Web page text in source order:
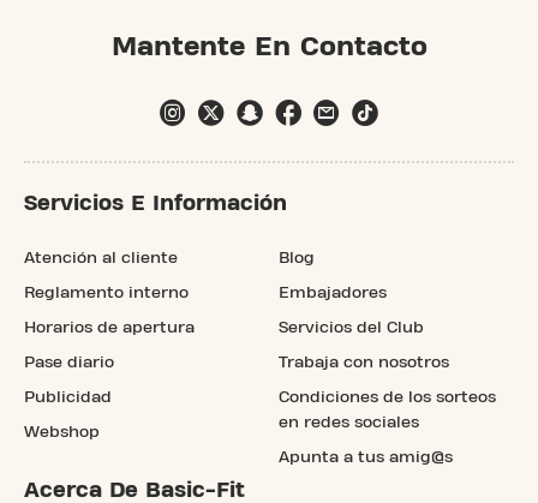
Mantente En Contacto
Servicios E Información
Atención al cliente
Reglamento interno
Horarios de apertura
Pase diario
Publicidad
Webshop
Blog
Embajadores
Servicios del Club
Trabaja con nosotros
Condiciones de los sorteos
en redes sociales
Apunta a tus amig@s
Acerca De Basic-Fit